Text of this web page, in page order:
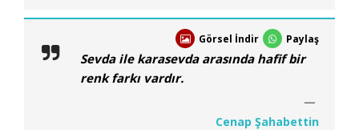
Görsel İndir Paylaş
Sevda ile karasevda arasında hafif bir
renk farkı vardır.
Cenap Şahabettin